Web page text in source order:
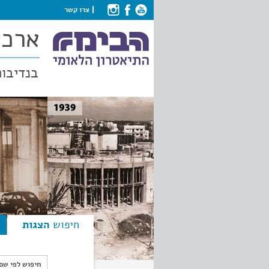
צרו קשר
חיפוש הצגות
חיפוש לפי